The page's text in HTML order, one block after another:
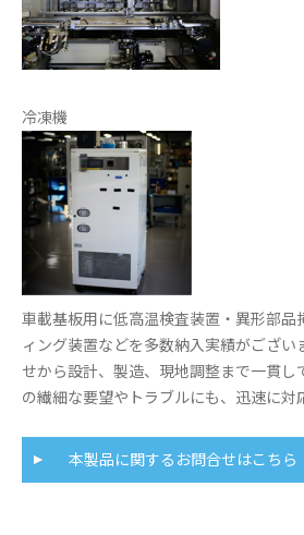
冷凍機
車載基板用に低高温検査装置・異形部品
ィング装置などを多数納入実績がござい
せから設計、製造、現地調整まで一貫し
の繊細な要望やトラブルにも、迅速に対
本製品に関するお問合せはこちら